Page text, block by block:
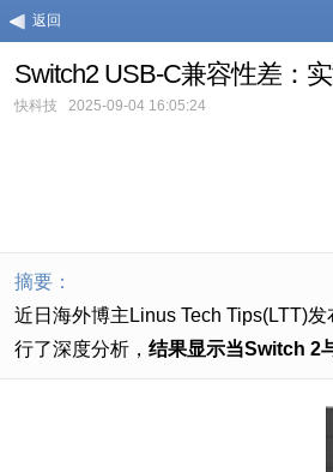
返回
Switch2 USB-C兼容性差：
快科技 2025-09-04 16:05:24
摘要：
近日海外博主Linus Tech Tips(LTT)发
行了深度分析， 结果显示当Switch 2